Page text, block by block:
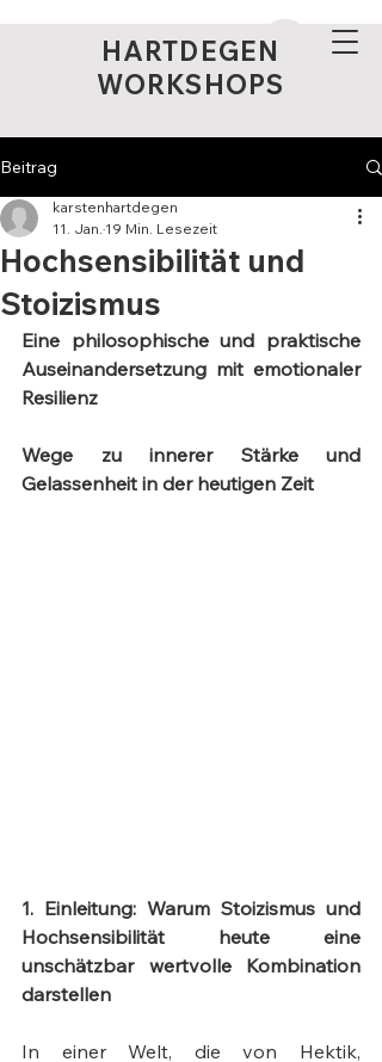
HARTDEGEN
WORKSHOPS
Beitrag
Hochsensibilität und
Stoizismus
karstenhartdegen
11. Jan. 19 Min. Lesezeit
Eine philosophische und praktische
Auseinandersetzung mit emotionaler
Resilienz
Wege zu innerer Stärke und
Gelassenheit in der heutigen Zeit
1. Einleitung: Warum Stoizismus und
Hochsensibilität heute eine
unschätzbar wertvolle Kombination
darstellen
In einer Welt, die von Hektik,